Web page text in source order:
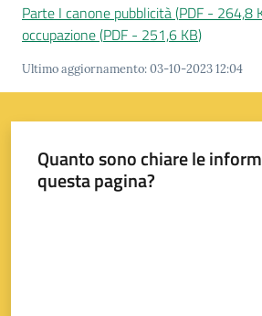
s
i
t
s
Parte I canone pubblicità(PDF - 264,8
occupazione(PDF - 251,6 KB)
Ultimo aggiornamento:03-10-2023 12:04
Quanto sono chiare le
questa pagina?